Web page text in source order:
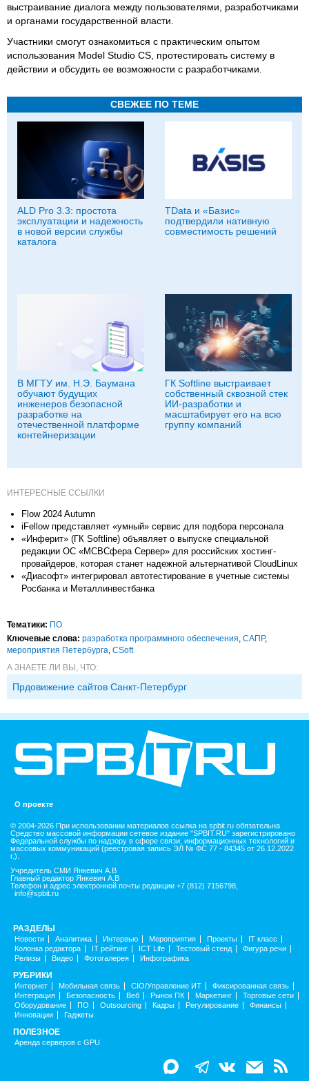
выстраивание диалога между пользователями, разработчиками
и органами государственной власти.
Участники смогут ознакомиться с практическим опытом
использования Model Studio CS, протестировать систему в
действии и обсудить ее возможности с разработчиками.
СВЕЖЕЕ ПО ТЕМЕ
ALD Pro 3.3: простота
эксплуатации и надежность
в новой версии службы
каталога
TData и «Базис»
подтвердили нативную
совместимость решений
В МГТУ им. Н.Э. Баумана
обучают будущих
инженеров безопасной
разработке на
отечественной платформе
контейнеризации
ГК Softline выстраивает
собственный сквозной стек
ИИ-разработки и
масштабирует его на всю
группу компаний
ИНТЕРЕСНЫЕ ССЫЛКИ
Flow 2024 Autumn
iFellow представляет «умный» сервис для подбора персонала
«Инферит» (ГК Softline) объявляет о выпуске специальной
редакции ОС «МСВСфера Сервер» для российских хостинг-
провайдеров, которая станет надежной альтернативой CloudLinux
«Диасофт» интегрировал автотестирование в учетные системы
Росбанка и Металлинвестбанка
Тематики: ПО
Ключевые слова: разработка программного обеспечения САПР,
мероприятия Петербурга CSoft
А ЗНАЕТЕ ЛИ ВЫ, ЧТО:
Прдовижение сайтов Санкт-Петербург
О проекте
© 2004-2026 При использовании материалов ссылка на spbit.ru обязательна
Средство массовой информации сетевое издание "SPBIT.RU" зарегистрировано
Федеральной службы по надзору в сфере связи, информационных технологий и
массовых коммуникаций (реестровая запись ЭЛ № ФС 77 - 84345 от 26.12.2022
г.).
Учредитель СМИ Янкевич А.В
Главный редактор Янкевич А.В
Телефон и адрес электронной почты редакции +7 (812) 7156798,
info@spbit.ru
РАЗДЕЛЫ
Новости Аналитика Интервью Мероприятия Проекты
IT класс
Колонка редактора
IT рейтинг ICT Life Тестовый стенд
Фигура речи
Релизы
Видео Фотогалерея Инфографика
РУБРИКИ
Интернет Мобильная связь CIO/Управление ИТ
Фиксированная связь
Интеграция
Безопасность Веб Рынок ПК Маркетинг
Торговые сети
Оборудование
ПО Outsourcing Кадры Регулирование
Финансы
Инновации
Гаджеты
ПОЛЕЗНОЕ
Аренда серверов с GPU